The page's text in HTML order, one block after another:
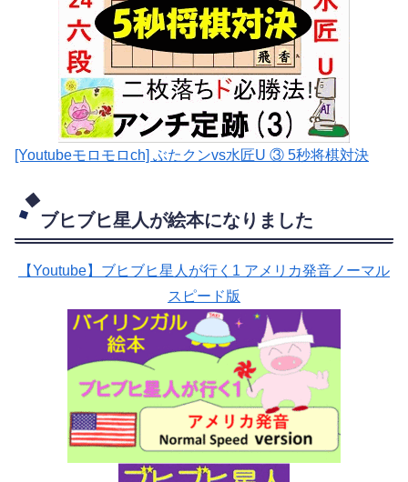
[Youtubeモロモロch] ぶたクンvs水匠U ③ 5秒将棋対決
ブヒブヒ星人が絵本になりました
【Youtube】ブヒブヒ星人が行く1 アメリカ発音ノーマル
スピード版